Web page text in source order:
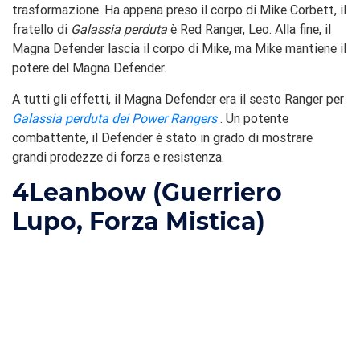
trasformazione. Ha appena preso il corpo di Mike Corbett, il
fratello di Galassia perduta è Red Ranger, Leo. Alla fine, il
Magna Defender lascia il corpo di Mike, ma Mike mantiene il
potere del Magna Defender.
A tutti gli effetti, il Magna Defender era il sesto Ranger per
Galassia perduta dei Power Rangers . Un potente
combattente, il Defender è stato in grado di mostrare
grandi prodezze di forza e resistenza.
4Leanbow (Guerriero
Lupo, Forza Mistica)